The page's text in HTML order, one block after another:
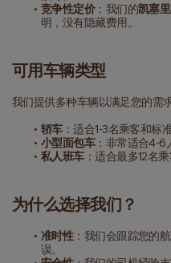
竞争性定价：我们的凯塞
明，没有隐藏费用。
可用车辆类型
我们提供多种车辆以满足您的需
轿车：适合1-3名乘客和标准
小型面包车：非常适合4-6
私人班车：适合最多12名乘
为什么选择我们？
准时性：我们会跟踪您的
误。